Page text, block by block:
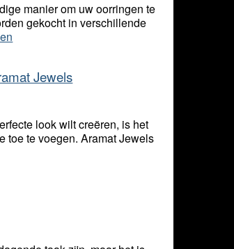
manier om uw oorringen te
gekocht in verschillende
Jewels
look wilt creëren, is het
toe te voegen. Aramat Jewels